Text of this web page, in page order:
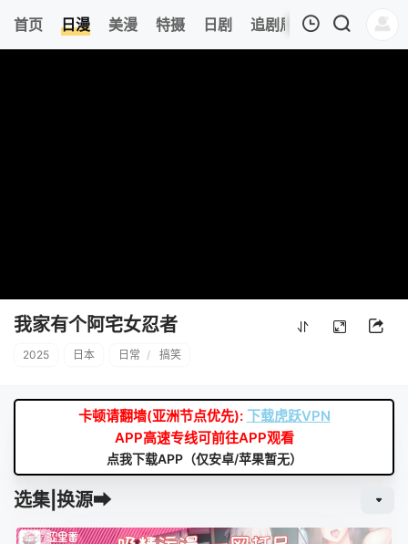
首页 日漫 美漫 特摄 日剧 追剧周表 今日更新
我家有个阿宅女忍者
2025 日本 日常 / 搞笑
卡顿请翻墙(亚洲节点优先): 下载虎跃VPN
APP高速专线可前往APP观看
点我下载APP（仅安卓/苹果暂无）
选集|换源➡